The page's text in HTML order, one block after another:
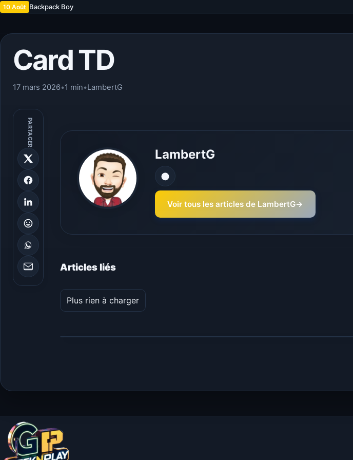
10 Août Backpack Boy
Card TD
17 mars 2026•1 min•LambertG
PARTAGER
LambertG
Voir tous les articles de LambertG→
Articles liés
Plus rien à charger